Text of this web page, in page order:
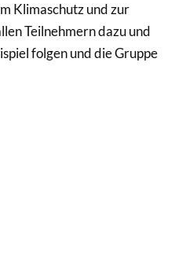
Klimaschutz und zur
Teilnehmern dazu und
folgen und die Gruppe